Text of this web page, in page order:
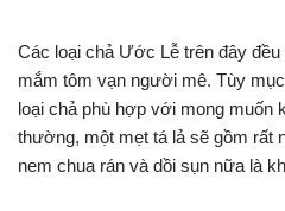
Các loại chả Ước Lễ trên đây đều
mắm tôm vạn người mê. Tùy
loại chả phù hợp với mong muốn
thường, một mẹt tá lả sẽ gồm rất
nem chua rán và dồi sụn nữa là